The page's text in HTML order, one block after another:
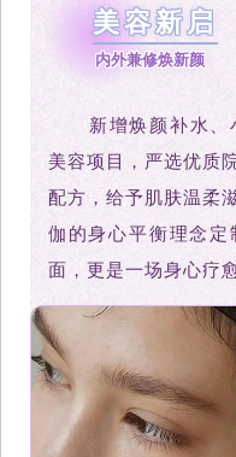
美容新启
内外兼修焕新颜
新增焕颜补水
美容项目，严选优质
配方，给予肌肤温柔
伽的身心平衡理念
面，更是一场身心疗